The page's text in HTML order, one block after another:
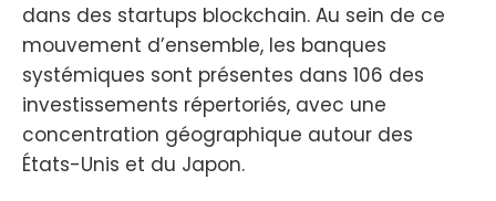
dans des startups blockchain. Au sein de ce
mouvement d’ensemble, les banques
systémiques sont présentes dans 106 des
investissements répertoriés, avec une
concentration géographique autour des
États-Unis et du Japon.